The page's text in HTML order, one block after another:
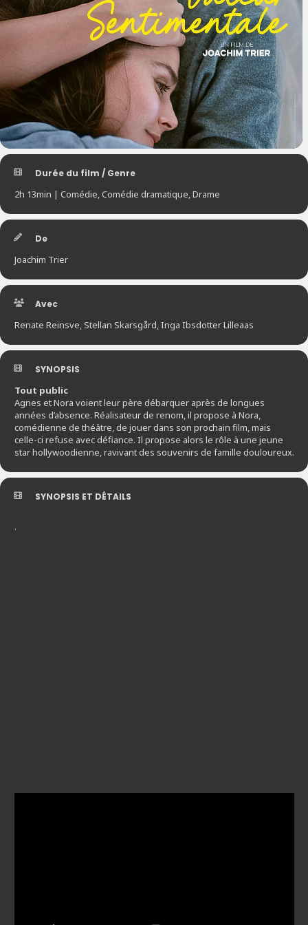
Durée du film / Genre
2h 13min | Comédie, Comédie dramatique, Drame
De
Joachim Trier
Avec
Renate Reinsve, Stellan Skarsgård, Inga Ibsdotter Lilleaas
SYNOPSIS
Tout public
Agnes et Nora voient leur père débarquer après de longues
années d’absence. Réalisateur de renom, il propose à Nora,
comédienne de théâtre, de jouer dans son prochain film, mais
celle-ci refuse avec défiance. Il propose alors le rôle à une jeune
star hollywoodienne, ravivant des souvenirs de famille douloureux.
SYNOPSIS ET DÉTAILS
.